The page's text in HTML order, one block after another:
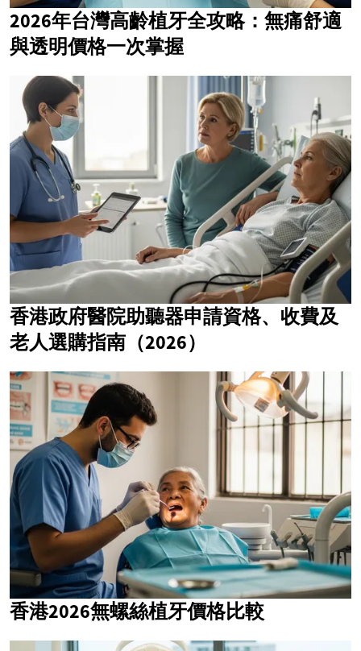
2026年台灣高齡植牙全攻略：無痛舒適
與透明價格一次掌握
香港政府醫院助聽器申請資格、收費及
老人選購指南（2026）
香港2026無螺絲植牙價格比較